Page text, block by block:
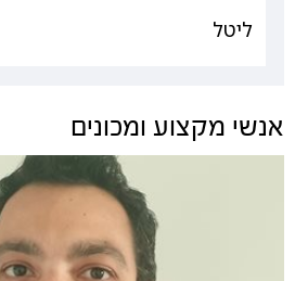
ליטל
אנשי מקצוע ומכונים